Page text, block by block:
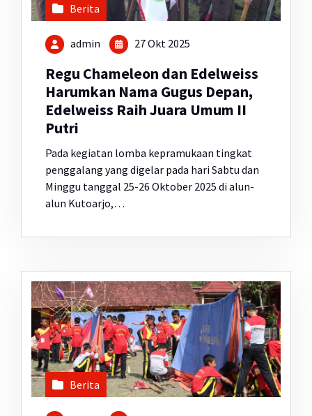
Berita
admin 27 Okt 2025
Regu Chameleon dan Edelweiss
Harumkan Nama Gugus Depan,
Edelweiss Raih Juara Umum II
Putri
Pada kegiatan lomba kepramukaan tingkat
penggalang yang digelar pada hari Sabtu dan
Minggu tanggal 25-26 Oktober 2025 di alun-
alun Kutoarjo,…
Berita